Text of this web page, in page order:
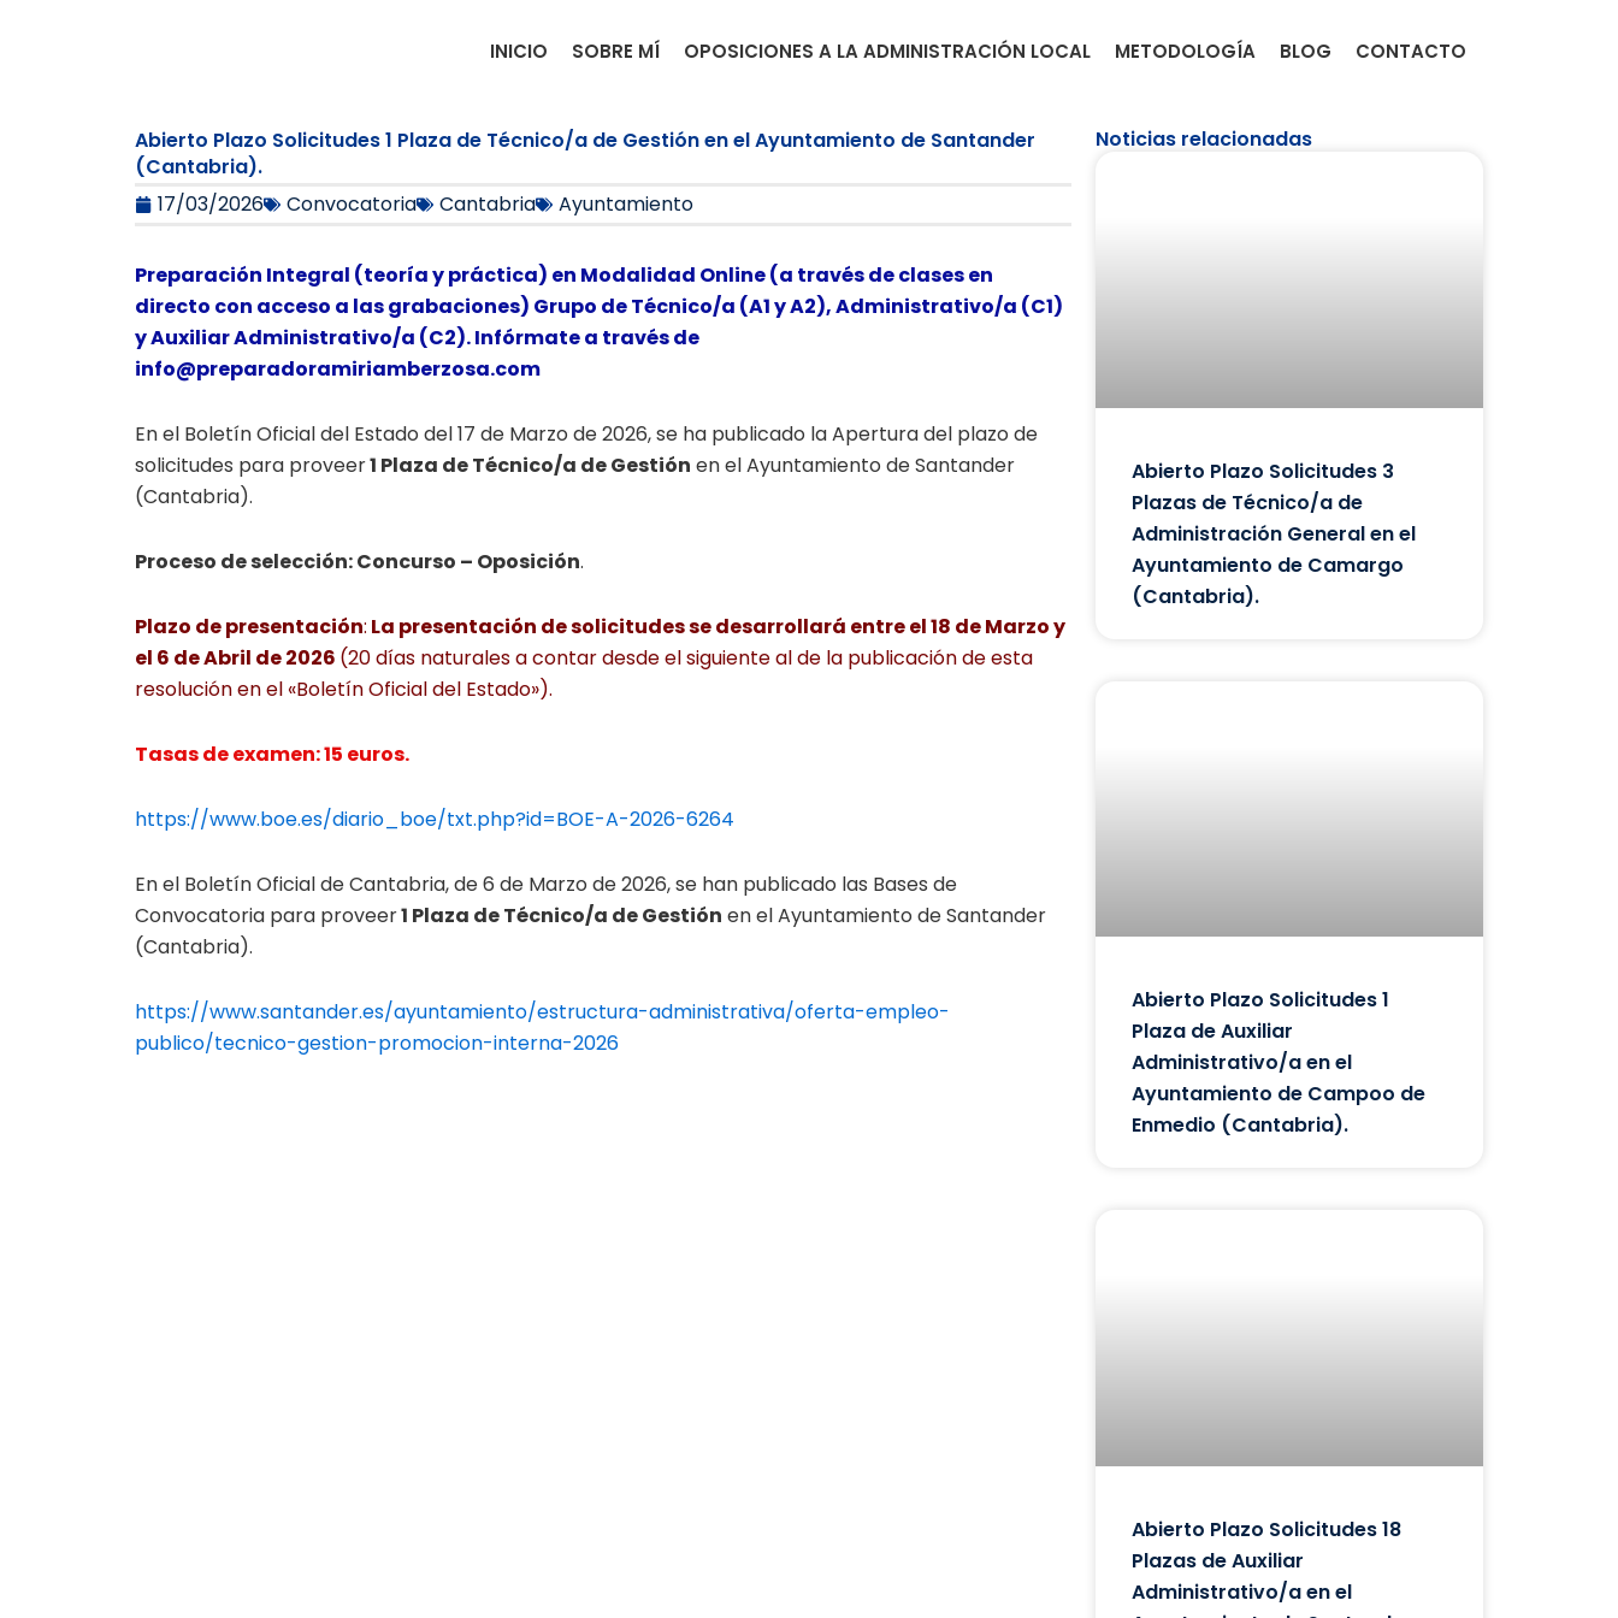
INICIO SOBRE MÍ OPOSICIONES A LA ADMINISTRACIÓN LOCAL METODOLOGÍA BLOG CONTACTO
Abierto Plazo Solicitudes 1 Plaza de Técnico/a de Gestión en el Ayuntamiento de Santander
(Cantabria).
17/03/2026
Convocatoria Cantabria Ayuntamiento
Preparación Integral (teoría y práctica) en Modalidad Online (a través de clases en
directo con acceso a las grabaciones) Grupo de Técnico/a (A1 y A2), Administrativo/a (C1)
y Auxiliar Administrativo/a (C2). Infórmate a través de
info@preparadoramiriamberzosa.com
En el Boletín Oficial del Estado del 17 de Marzo de 2026, se ha publicado la Apertura del plazo de
solicitudes para proveer1 Plaza de Técnico/a de Gestión en el Ayuntamiento de Santander
(Cantabria).
Proceso de selección: Concurso – Oposición.
Plazo de presentación: La presentación de solicitudes se desarrollará entre el 18 de Marzo y
el 6 de Abril de 2026 (20 días naturales a contar desde el siguiente al de la publicación de esta
resolución en el «Boletín Oficial del Estado»).
Tasas de examen: 15 euros.
https://www.boe.es/diario_boe/txt.php?id=BOE-A-2026-6264
En el Boletín Oficial de Cantabria, de 6 de Marzo de 2026, se han publicado las Bases de
Convocatoria para proveer1 Plaza de Técnico/a de Gestión en el Ayuntamiento de Santander
(Cantabria).
https://www.santander.es/ayuntamiento/estructura-administrativa/oferta-empleo-
publico/tecnico-gestion-promocion-interna-2026
Noticias relacionadas
Abierto Plazo Solicitudes 3
Plazas de Técnico/a de
Administración General en el
Ayuntamiento de Camargo
(Cantabria).
Abierto Plazo Solicitudes 1
Plaza de Auxiliar
Administrativo/a en el
Ayuntamiento de Campoo de
Enmedio (Cantabria).
Abierto Plazo Solicitudes 18
Plazas de Auxiliar
Administrativo/a en el